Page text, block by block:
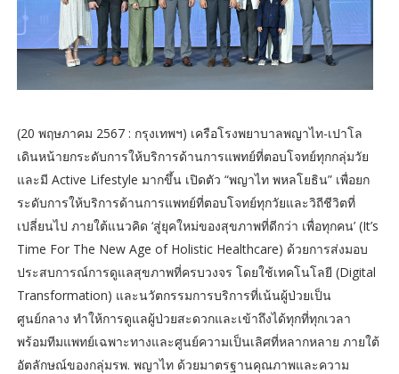
(20 พฤษภาคม 2567 : กรุงเทพฯ) เครือโรงพยาบาลพญาไท-เปาโล
เดินหน้ายกระดับการให้บริการด้านการแพทย์ที่ตอบโจทย์ทุกกลุ่มวัย
และมี Active Lifestyle มากขึ้น เปิดตัว “พญาไท พหลโยธิน” เพื่อยก
ระดับการให้บริการด้านการแพทย์ที่ตอบโจทย์ทุกวัยและวิถีชีวิตที่
เปลี่ยนไป ภายใต้แนวคิด ‘สู่ยุคใหม่ของสุขภาพที่ดีกว่า เพื่อทุกคน’ (It’s
Time For The New Age of Holistic Healthcare) ด้วยการส่งมอบ
ประสบการณ์การดูแลสุขภาพที่ครบวงจร โดยใช้เทคโนโลยี (Digital
Transformation) และนวัตกรรมการบริการที่เน้นผู้ป่วยเป็น
ศูนย์กลาง ทำให้การดูแลผู้ป่วยสะดวกและเข้าถึงได้ทุกที่ทุกเวลา
พร้อมทีมแพทย์เฉพาะทางและศูนย์ความเป็นเลิศที่หลากหลาย ภายใต้
อัตลักษณ์ของกลุ่มรพ. พญาไท ด้วยมาตรฐานคุณภาพและความ